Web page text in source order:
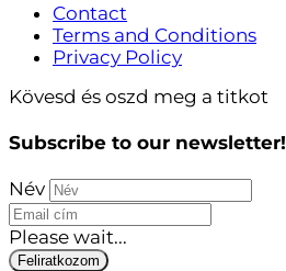
Contact
Terms and Conditions
Privacy Policy
Kövesd és oszd meg a titkot
Subscribe to our newsletter!
Név
Please wait...
Feliratkozom